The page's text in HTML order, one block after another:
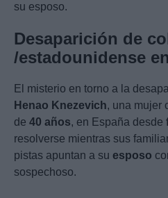
su esposo.
Desaparición de
/estadounidense
El misterio en torno a la
Henao Knezevich, una mujer
de 40 años, en España desde
resolverse mientras sus
pistas apuntan a su esposo
sospechoso.